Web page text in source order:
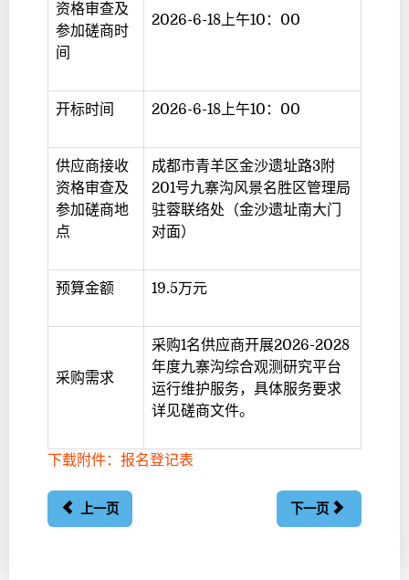
资格审查及
参加磋商时
间
2026-6-18上午10：00
开标时间 2026-6-18上午10：00
供应商接收
资格审查及
参加磋商地
点
成都市青羊区金沙遗址路3附
201号九寨沟风景名胜区管理局
驻蓉联络处（金沙遗址南大门
对面）
预算金额 19.5万元
采购需求
采购1名供应商开展2026-2028
年度九寨沟综合观测研究平台
运行维护服务，具体服务要求
详见磋商文件。
下载附件：报名登记表
上一页 下一页